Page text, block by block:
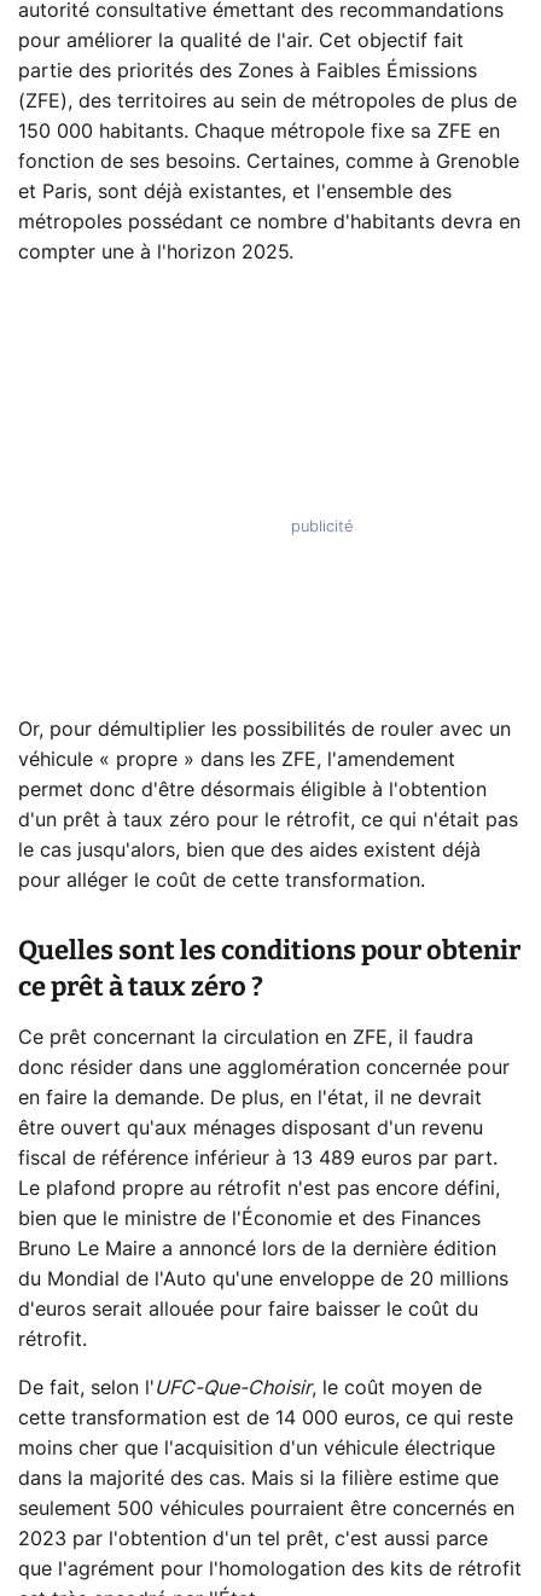
autorité consultative émettant des recommandations
pour améliorer la qualité de l'air. Cet objectif fait
partie des priorités des Zones à Faibles Émissions
(ZFE), des territoires au sein de métropoles de plus de
150 000 habitants. Chaque métropole fixe sa ZFE en
fonction de ses besoins. Certaines, comme à Grenoble
et Paris, sont déjà existantes, et l'ensemble des
métropoles possédant ce nombre d'habitants devra en
compter une à l'horizon 2025.
Or, pour démultiplier les possibilités de rouler avec un
véhicule « propre » dans les ZFE, l'amendement
permet donc d'être désormais éligible à l'obtention
d'un prêt à taux zéro pour le rétrofit, ce qui n'était pas
le cas jusqu'alors, bien que des aides existent déjà
pour alléger le coût de cette transformation.
Quelles sont les conditions pour obtenir
ce prêt à taux zéro ?
Ce prêt concernant la circulation en ZFE, il faudra
donc résider dans une agglomération concernée pour
en faire la demande. De plus, en l'état, il ne devrait
être ouvert qu'aux ménages disposant d'un revenu
fiscal de référence inférieur à 13 489 euros par part.
Le plafond propre au rétrofit n'est pas encore défini,
bien que le ministre de l'Économie et des Finances
Bruno Le Maire a annoncé lors de la dernière édition
du Mondial de l'Auto qu'une enveloppe de 20 millions
d'euros serait allouée pour faire baisser le coût du
rétrofit.
De fait, selon l'UFC-Que-Choisir, le coût moyen de
cette transformation est de 14 000 euros, ce qui reste
moins cher que l'acquisition d'un véhicule électrique
dans la majorité des cas. Mais si la filière estime que
seulement 500 véhicules pourraient être concernés en
2023 par l'obtention d'un tel prêt, c'est aussi parce
que l'agrément pour l'homologation des kits de rétrofit